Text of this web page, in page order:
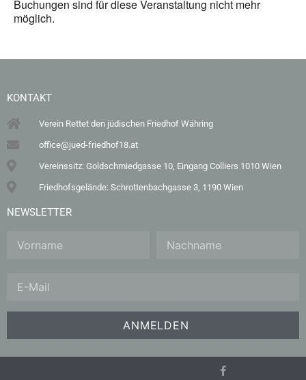
Buchungen sind für diese Veranstaltung nicht mehr
möglich.
KONTAKT
Verein Rettet den jüdischen Friedhof Währing
office@jued-friedhof18.at
Vereinssitz: Goldschmiedgasse 10, Eingang Colliers 1010 Wien
Friedhofsgelände: Schrottenbachgasse 3, 1190 Wien
NEWSLETTER